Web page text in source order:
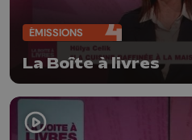
ÉMISSIONS
La Boîte à livres